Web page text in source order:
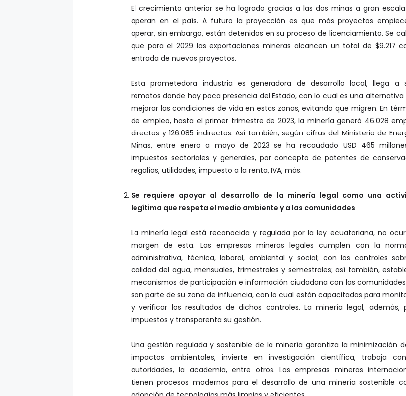
El crecimiento anterior se ha logrado gracias a las dos minas a gran
operan en el país. A futuro la proyección es que más proyectos
operar, sin embargo, están detenidos en su proceso de licenciamiento. Se
que para el 2029 las exportaciones mineras alcancen un total de $9.217
entrada de nuevos proyectos.
Esta prometedora industria es generadora de desarrollo local, llega a
remotos donde hay poca presencia del Estado, con lo cual es una alternativa
mejorar las condiciones de vida en estas zonas, evitando que migren. En
de empleo, hasta el primer trimestre de 2023, la minería generó 46.028
directos y 126.085 indirectos. Así también, según cifras del Ministerio de
Minas, entre enero a mayo de 2023 se ha recaudado USD 465
impuestos sectoriales y generales, por concepto de patentes de
regalías, utilidades, impuesto a la renta, IVA, más.
Se requiere apoyar al desarrollo de la minería legal como una
legítima que respeta el medio ambiente y a las comunidades
La minería legal está reconocida y regulada por la ley ecuatoriana, no
margen de esta. Las empresas mineras legales cumplen con la
administrativa, técnica, laboral, ambiental y social; con los controles
calidad del agua, mensuales, trimestrales y semestrales; así también,
mecanismos de participación e información ciudadana con las
son parte de su zona de influencia, con lo cual están capacitadas para
y verificar los resultados de dichos controles. La minería legal, además,
impuestos y transparenta su gestión.
Una gestión regulada y sostenible de la minería garantiza la minimización
impactos ambientales, invierte en investigación científica, trabaja
autoridades, la academia, entre otros. Las empresas mineras
tienen procesos modernos para el desarrollo de una minería sostenible